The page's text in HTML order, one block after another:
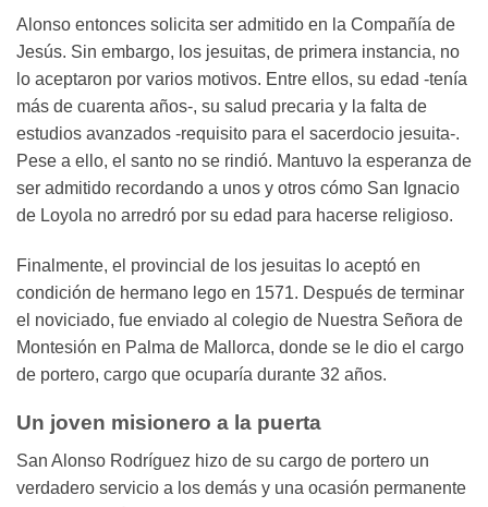
Alonso entonces solicita ser admitido en la Compañía de
Jesús. Sin embargo, los jesuitas, de primera instancia, no
lo aceptaron por varios motivos. Entre ellos, su edad -tenía
más de cuarenta años-, su salud precaria y la falta de
estudios avanzados -requisito para el sacerdocio jesuita-.
Pese a ello, el santo no se rindió. Mantuvo la esperanza de
ser admitido recordando a unos y otros cómo San Ignacio
de Loyola no arredró por su edad para hacerse religioso.
Finalmente, el provincial de los jesuitas lo aceptó en
condición de hermano lego en 1571. Después de terminar
el noviciado, fue enviado al colegio de Nuestra Señora de
Montesión en Palma de Mallorca, donde se le dio el cargo
de portero, cargo que ocuparía durante 32 años.
Un joven misionero a la puerta
San Alonso Rodríguez hizo de su cargo de portero un
verdadero servicio a los demás y una ocasión permanente